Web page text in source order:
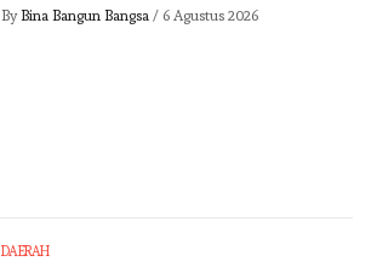
By Bina Bangun Bangsa / 6 Agustus 2026
DAERAH